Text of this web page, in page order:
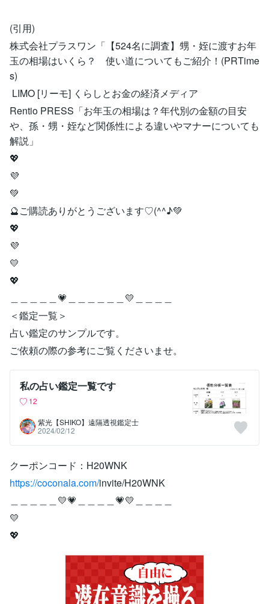
(引用)
株式会社プラスワン「【524名に調査】甥・姪に渡すお年
玉の相場はいくら？ 使い道についてもご紹介！(PRTime
s)
LIMO [リーモ] くらしとお金の経済メディア
Rentio PRESS「お年玉の相場は？年代別の金額の目安
や、孫・甥・姪など関係性による違いやマナーについても
解説」
💖
💜
💚
🔮ご購読ありがとうございます♡(^^♪💚
💖
💜
💛
💖
＿＿＿＿＿💗＿＿＿＿＿＿💛＿＿＿＿
＜鑑定一覧＞
占い鑑定のサンプルです。
ご依頼の際の参考にご覧くださいませ。
私の占い鑑定一覧です
12
紫光【SHIKO】遠隔透視鑑定士
2024/02/12
クーポンコード：H20WNK
https://coconala.com/invite/H20WNK
＿＿＿＿＿💛💗＿＿＿＿💗💛＿＿＿＿
💛
💖